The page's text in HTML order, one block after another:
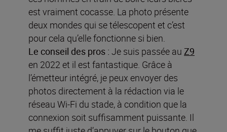
est vraiment cocasse. La photo présente
deux mondes qui se télescopent et c’est
pour cela qu’elle fonctionne si bien.
Le conseil des pros : Je suis passée au Z9
en 2022 et il est fantastique. Grâce à
l’émetteur intégré, je peux envoyer des
photos directement à la rédaction via le
réseau Wi-Fi du stade, à condition que la
connexion soit suffisamment puissante. Il